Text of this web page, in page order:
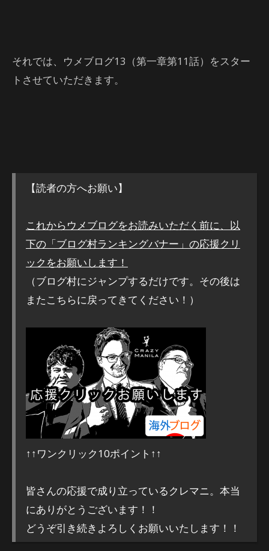
それでは、ウメブログ13（第一章第11話）をスター
トさせていただきます。
【読者の方へお願い】
これからウメブログをお読みいただく前に、以
下の「ブログ村ランキングバナー」の応援クリ
ックをお願いします！
（ブログ村にジャンプするだけです。その後は
またこちらに戻ってきてください！）
↑↑ワンクリック10ポイント↑↑
皆さんの応援で成り立っているクレマニ。本当
にありがとうございます！！
どうぞ引き続きよろしくお願いいたします！！